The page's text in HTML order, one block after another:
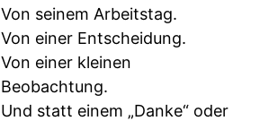
Von seinem Arbeitstag.
Von einer Entscheidung.
Von einer kleinen
Beobachtung.
Und statt einem „Danke“ oder